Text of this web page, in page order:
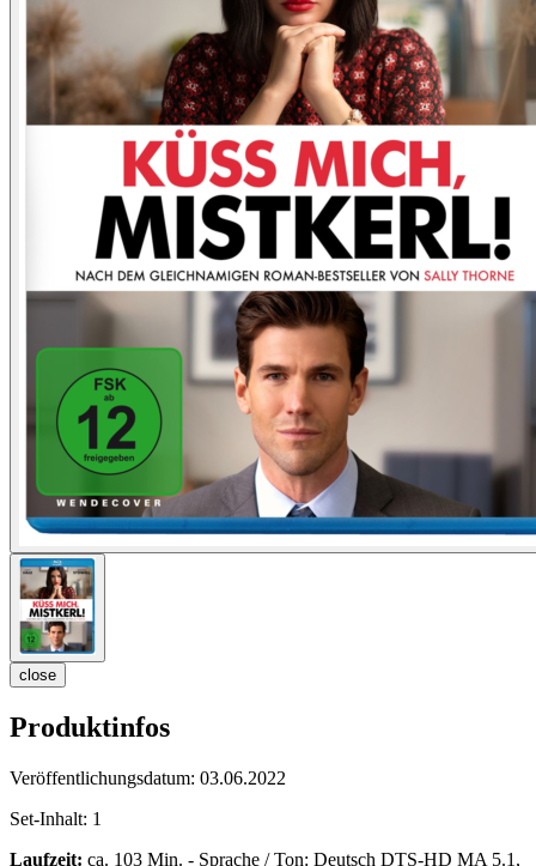
close
Produktinfos
Veröffentlichungsdatum: 03.06.2022
Set-Inhalt: 1
Laufzeit: ca. 103 Min. - Sprache / Ton: Deutsch DTS-HD MA 5.1,